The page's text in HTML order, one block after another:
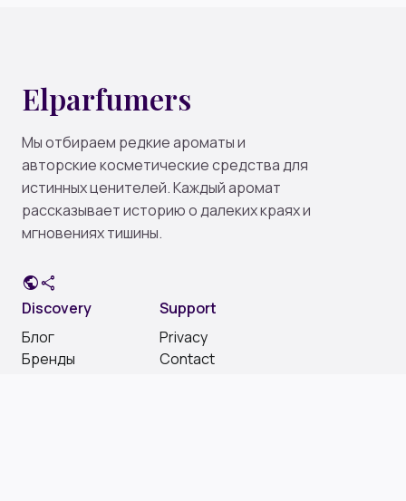
Elparfumers
Мы отбираем редкие ароматы и
авторские косметические средства для
истинных ценителей. Каждый аромат
рассказывает историю о далеких краях и
мгновениях тишины.
publicshare
Discovery
Блог
Бренды
Support
Privacy
Contact